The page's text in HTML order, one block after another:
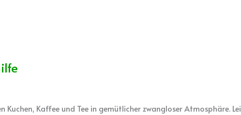
Kuchen, Kaffee und Tee in gemütlicher zwangloser Atmosphäre.